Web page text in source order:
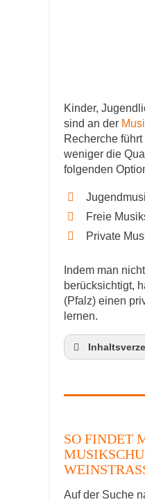
Kinder,
sind an der
Recherche
weniger die
folgenden
Freie
Private
Indem man
berücksichtigt,
(Pfalz) einen
lernen.
SO FINDET
Auf der Suche